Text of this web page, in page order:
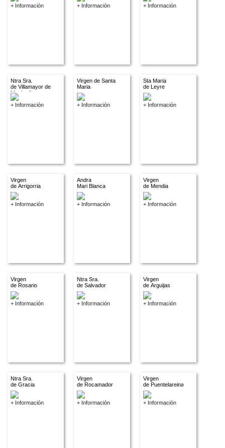
+ Información + Información + Información
Ntra Sra.
de Villamayor de
Monjardin
+ Información
Virgen de Santa
Maria
+ Información
Sta Maria
de Leyre
+ Información
Virgen
de Arrigorria
+ Información
Andra
Mari Blanca
+ Información
Virgen
de Mendia
+ Información
Virgen
de Rosario
+ Información
Ntra Sra.
de Salvador
+ Información
Virgen
de Arguijas
+ Información
Ntra Sra.
de Gracia
+ Información
Virgen
de Rocamador
+ Información
Virgen
de Puentelareina
+ Información